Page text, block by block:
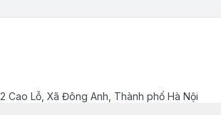
Cao Lỗ, Xã Đông Anh, Thành phố Hà Nội